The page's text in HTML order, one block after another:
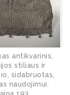
antikvarinis,
stiliaus ir
sidabruotas,
naudojimui.